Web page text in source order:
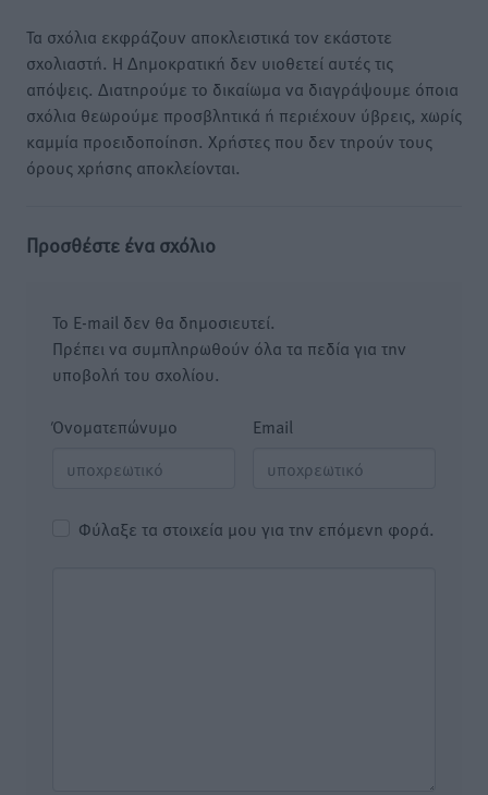
Τα σχόλια εκφράζουν αποκλειστικά τον εκάστοτε
σχολιαστή. Η Δημοκρατική δεν υιοθετεί αυτές τις
απόψεις. Διατηρούμε το δικαίωμα να διαγράψουμε όποια
σχόλια θεωρούμε προσβλητικά ή περιέχουν ύβρεις, χωρίς
καμμία προειδοποίηση. Χρήστες που δεν τηρούν τους
όρους χρήσης αποκλείονται.
Προσθέστε ένα σχόλιο
Το E-mail δεν θα δημοσιευτεί.
Πρέπει να συμπληρωθούν όλα τα πεδία για την
υποβολή του σχολίου.
Όνοματεπώνυμο Email
Φύλαξε τα στοιχεία μου για την επόμενη φορά.